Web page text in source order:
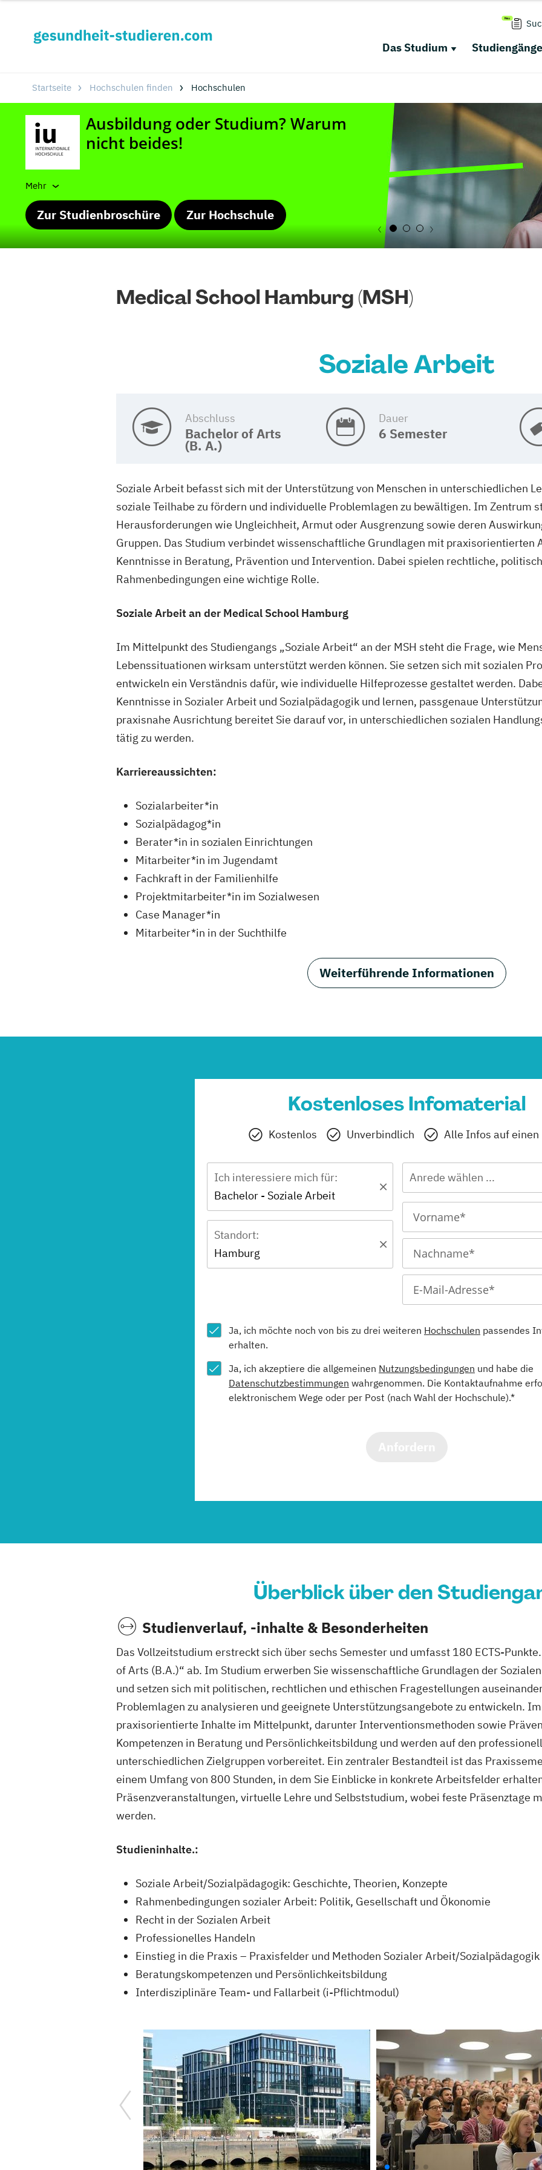
Das Studium Studiengänge
Startseite Hochschulen finden Hochschulen
Mehr
Zur Studienbroschüre Zur Hochschule
Medical School Hamburg (MSH)
Soziale Arbeit
Abschluss
Bachelor of Arts
(B. A.)
Dauer
6 Semester
Soziale Arbeit befasst sich mit der Unterstützung von Menschen in unterschiedlichen
soziale Teilhabe zu fördern und individuelle Problemlagen zu bewältigen. Im Zentrum
Herausforderungen wie Ungleichheit, Armut oder Ausgrenzung sowie deren
Gruppen. Das Studium verbindet wissenschaftliche Grundlagen mit praxisorientierten
Kenntnisse in Beratung, Prävention und Intervention. Dabei spielen rechtliche,
Rahmenbedingungen eine wichtige Rolle.
Soziale Arbeit an der Medical School Hamburg
Im Mittelpunkt des Studiengangs „Soziale Arbeit“ an der MSH steht die Frage, wie
Lebenssituationen wirksam unterstützt werden können. Sie setzen sich mit sozialen
entwickeln ein Verständnis dafür, wie individuelle Hilfeprozesse gestaltet werden.
Kenntnisse in Sozialer Arbeit und Sozialpädagogik und lernen, passgenaue
praxisnahe Ausrichtung bereitet Sie darauf vor, in unterschiedlichen sozialen
tätig zu werden.
Karriereaussichten:
Sozialarbeiter*in
Sozialpädagog*in
Berater*in in sozialen Einrichtungen
Mitarbeiter*in im Jugendamt
Fachkraft in der Familienhilfe
Projektmitarbeiter*in im Sozialwesen
Case Manager*in
Mitarbeiter*in in der Suchthilfe
Weiterführende Informationen
Kostenloses Infomaterial
Kostenlos Unverbindlich Alle Infos auf einen
Ich interessiere mich für:
Bachelor - Soziale Arbeit
Standort:
Hamburg
Anrede wählen ...
Ja, ich möchte noch von bis zu drei weiteren Hochschulen passendes
erhalten.
Ja, ich akzeptiere die allgemeinen Nutzungsbedingungen und habe die
Datenschutzbestimmungen wahrgenommen. Die Kontaktaufnahme
elektronischem Wege oder per Post (nach Wahl der Hochschule).*
Überblick über den
Studienverlauf, -inhalte & Besonderheiten
Das Vollzeitstudium erstreckt sich über sechs Semester und umfasst 180 ECTS-
of Arts (B.A.)“ ab. Im Studium erwerben Sie wissenschaftliche Grundlagen der
und setzen sich mit politischen, rechtlichen und ethischen Fragestellungen
Problemlagen zu analysieren und geeignete Unterstützungsangebote zu entwickeln.
praxisorientierte Inhalte im Mittelpunkt, darunter Interventionsmethoden sowie
Kompetenzen in Beratung und Persönlichkeitsbildung und werden auf den
unterschiedlichen Zielgruppen vorbereitet. Ein zentraler Bestandteil ist das
einem Umfang von 800 Stunden, in dem Sie Einblicke in konkrete Arbeitsfelder
Präsenzveranstaltungen, virtuelle Lehre und Selbststudium, wobei feste Präsenztage
werden.
Studieninhalte.:
Soziale Arbeit/Sozialpädagogik: Geschichte, Theorien, Konzepte
Rahmenbedingungen sozialer Arbeit: Politik, Gesellschaft und Ökonomie
Recht in der Sozialen Arbeit
Professionelles Handeln
Einstieg in die Praxis – Praxisfelder und Methoden Sozialer Arbeit/Sozialpädagogik
Beratungs­kompetenzen und Persönlichkeitsbildung
Interdisziplinäre Team- und Fallarbeit (i-Pflichtmodul)